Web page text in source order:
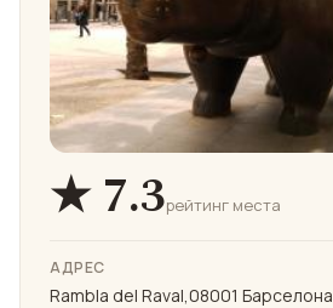
★ 7.3рейтинг места
АДРЕС
Rambla del Raval,08001 Барселона